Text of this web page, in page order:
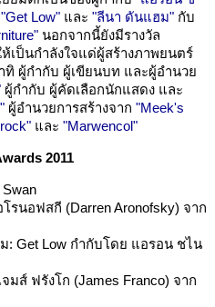
"Get Low" และ "ลีนา ดันแฮม" กับ
นอกจากนี้ยังมีรางวัล
เป็นกำลังใจแด่ผู้สร้างภาพยนตร์
ผู้กำกับ ผู้เขียนบท และผู้อำนวย
ผู้กำกับ ผู้คัดเลือกนักแสดง และ
ผู้อำนวยการสร้างจาก "Meek's
และ "Marwencol"
2011
รนอฟสกี (Darren Aronofsky) จาก
: Get Low กำกับโดย แอรอน ชไน
มส์ ฟรังโก (James Franco) จาก